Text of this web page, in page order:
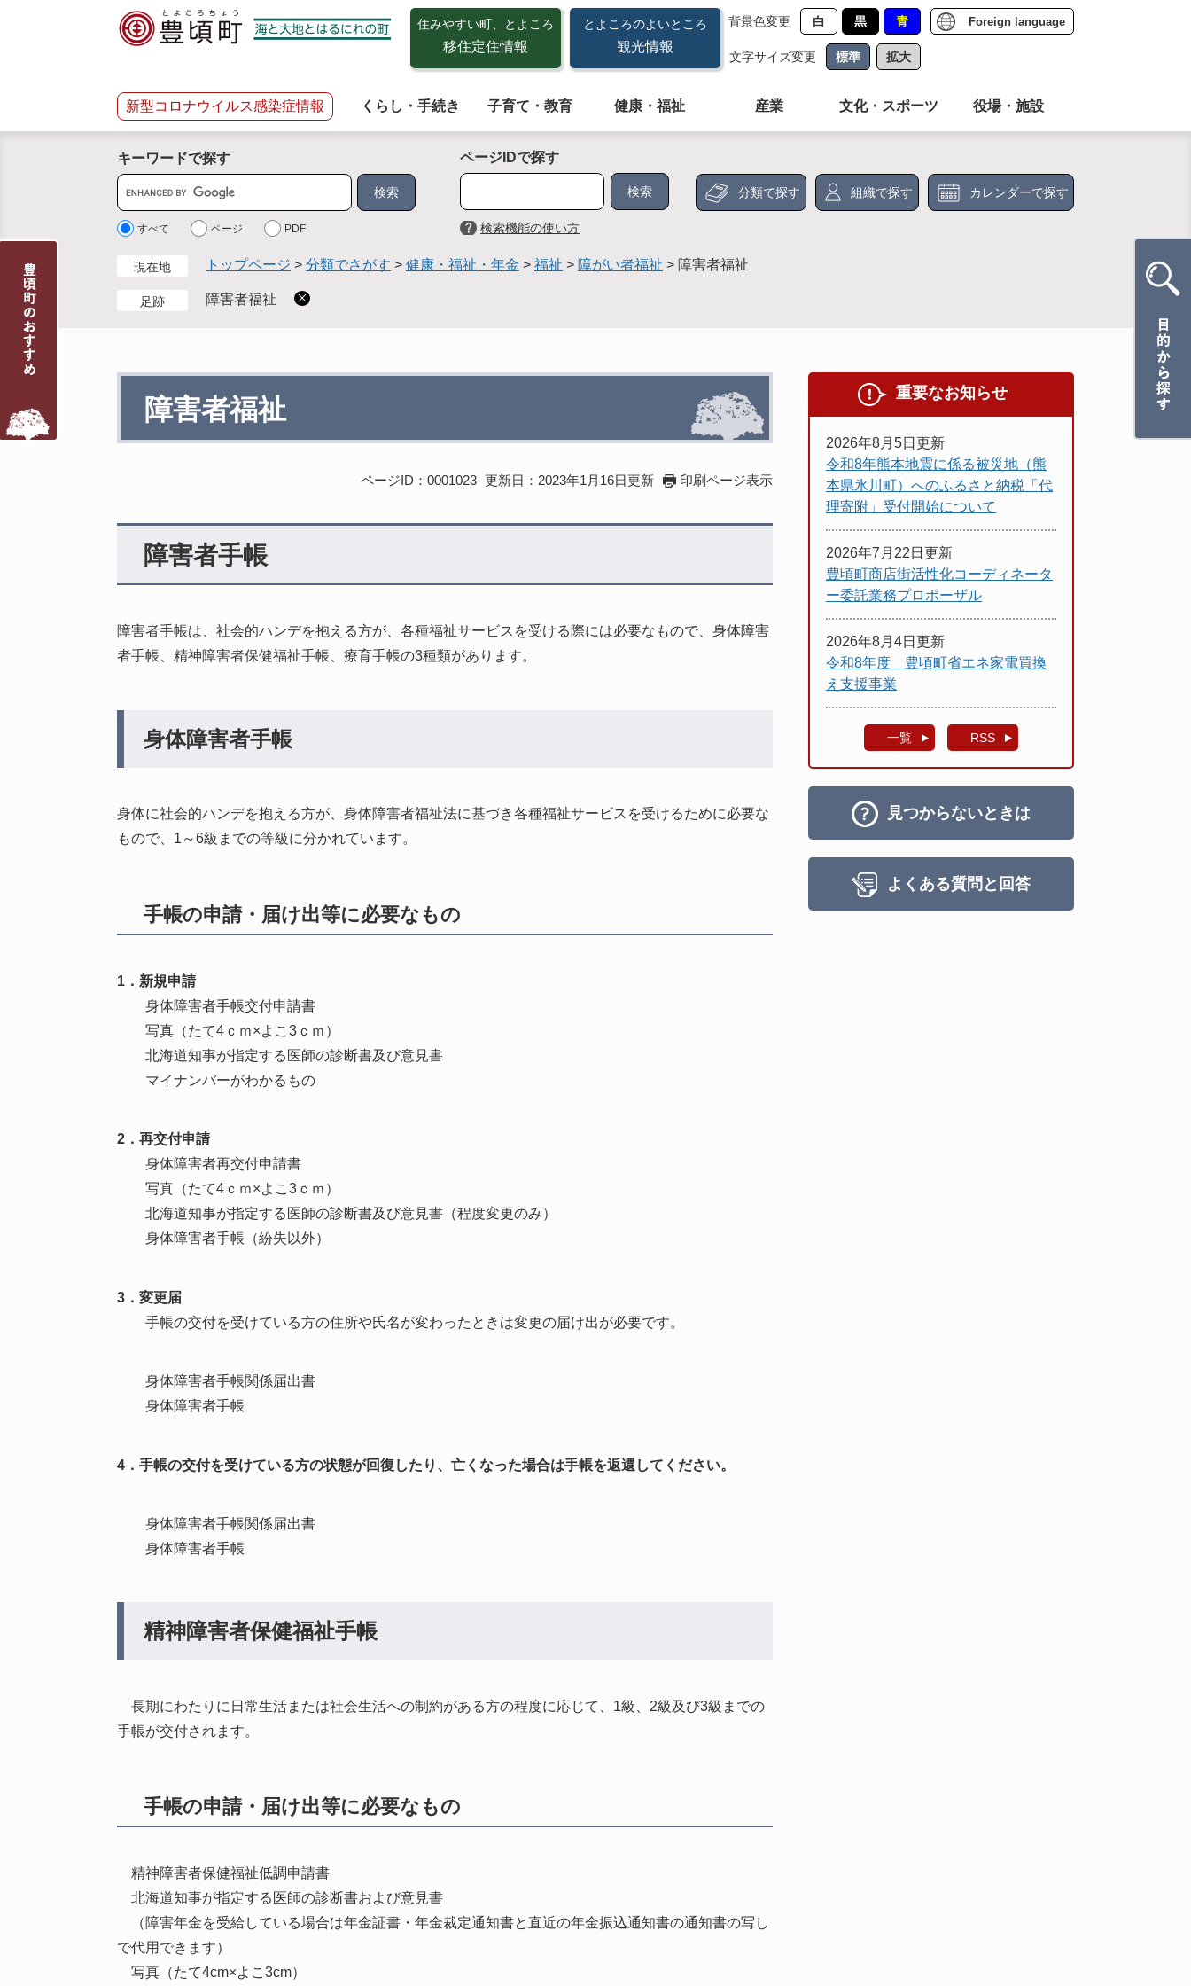
へ
住みやすい町、とよころ
移住定住情報
とよころのよいところ
観光情報
背景色変更 白 黒 青
文字サイズ変更 標準 拡大
Foreign language
新型コロナウイルス感染症情報 くらし・手続き 子育て・教育 健康・福祉 産業 文化・スポーツ 役場・施設
キーワードで探す
サ
イ
ト すべて ページ PDF
ページIDで探す
検索機能の使い方
分類で探す 組織で探す カレンダーで探す
現在地 トップページ > 分類でさがす > 健康・福祉・年金 > 福祉 > 障がい者福祉 > 障害者福祉
足跡 障害者福祉
障害者福祉
ページID：0001023 更新日：2023年1月16日更新 印刷ページ表示
障害者手帳
障害者手帳は、社会的ハンデを抱える方が、各種福祉サービスを受ける際には必要なもので、身体障害
者手帳、精神障害者保健福祉手帳、療育手帳の3種類があります。
身体障害者手帳
身体に社会的ハンデを抱える方が、身体障害者福祉法に基づき各種福祉サービスを受けるために必要な
もので、1～6級までの等級に分かれています。
手帳の申請・届け出等に必要なもの
1．新規申請
身体障害者手帳交付申請書
写真（たて4ｃｍ×よこ3ｃｍ）
北海道知事が指定する医師の診断書及び意見書
マイナンバーがわかるもの
2．再交付申請
身体障害者再交付申請書
写真（たて4ｃｍ×よこ3ｃｍ）
北海道知事が指定する医師の診断書及び意見書（程度変更のみ）
身体障害者手帳（紛失以外）
3．変更届
手帳の交付を受けている方の住所や氏名が変わったときは変更の届け出が必要です。
身体障害者手帳関係届出書
身体障害者手帳
4．手帳の交付を受けている方の状態が回復したり、亡くなった場合は手帳を返還してください。
身体障害者手帳関係届出書
身体障害者手帳
精神障害者保健福祉手帳
長期にわたりに日常生活または社会生活への制約がある方の程度に応じて、1級、2級及び3級までの
手帳が交付されます。
手帳の申請・届け出等に必要なもの
精神障害者保健福祉低調申請書
北海道知事が指定する医師の診断書および意見書
（障害年金を受給している場合は年金証書・年金裁定通知書と直近の年金振込通知書の通知書の写し
で代用できます）
写真（たて4cm×よこ3cm）
重要なお知らせ
2026年8月5日更新
令和8年熊本地震に係る被災地（熊
本県氷川町）へのふるさと納税「代
理寄附」受付開始について
2026年7月22日更新
豊頃町商店街活性化コーディネータ
ー委託業務プロポーザル
2026年8月4日更新
令和8年度 豊頃町省エネ家電買換
え支援事業
一覧 RSS
見つからないときは
よくある質問と回答